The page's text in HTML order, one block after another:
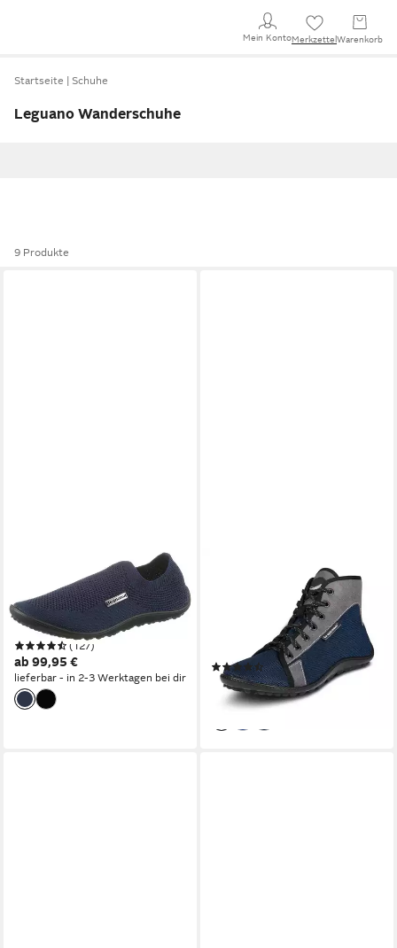
Mein KontoMerkzettel Warenkorb
Startseite Schuhe
Leguano Wanderschuhe
9 Produkte
SCIO Barfußschuh Slipper,
Freizeitschuh, Bequemschuh
mit seitlichem Logo-Emblem
(127)
ab 99,95 €
lieferbar - in 2-3 Werktagen bei dir
JASPAR Barfußschuh,
Bequemschuh, Schnürboots
mit speziell entwickelter
Laufsohle
(8)
ab 174,99 €
lieferbar - in 2-3 Werktagen bei dir